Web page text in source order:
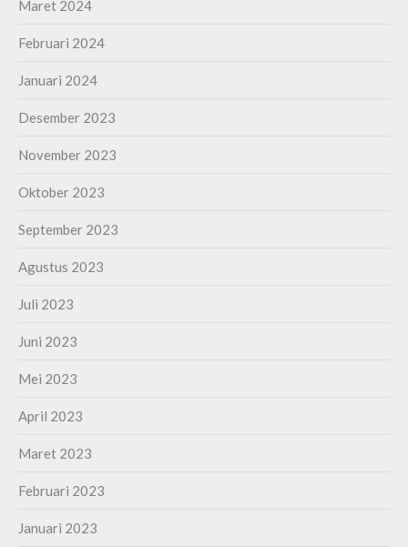
Maret 2024
Februari 2024
Januari 2024
Desember 2023
November 2023
Oktober 2023
September 2023
Agustus 2023
Juli 2023
Juni 2023
Mei 2023
April 2023
Maret 2023
Februari 2023
Januari 2023